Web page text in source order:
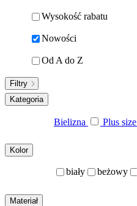
Wysokość rabatu
Nowości
Od A do Z
Filtry
Kategoria
Bielizna Plus size
Kolor
biały beżowy
Materiał